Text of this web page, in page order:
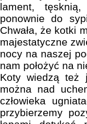
lament,
ponownie do
Chwała, że kotki
majestatyczne
nocy na naszej
nam położyć na
Koty wiedzą też
można nad
człowieka
przybierzemy